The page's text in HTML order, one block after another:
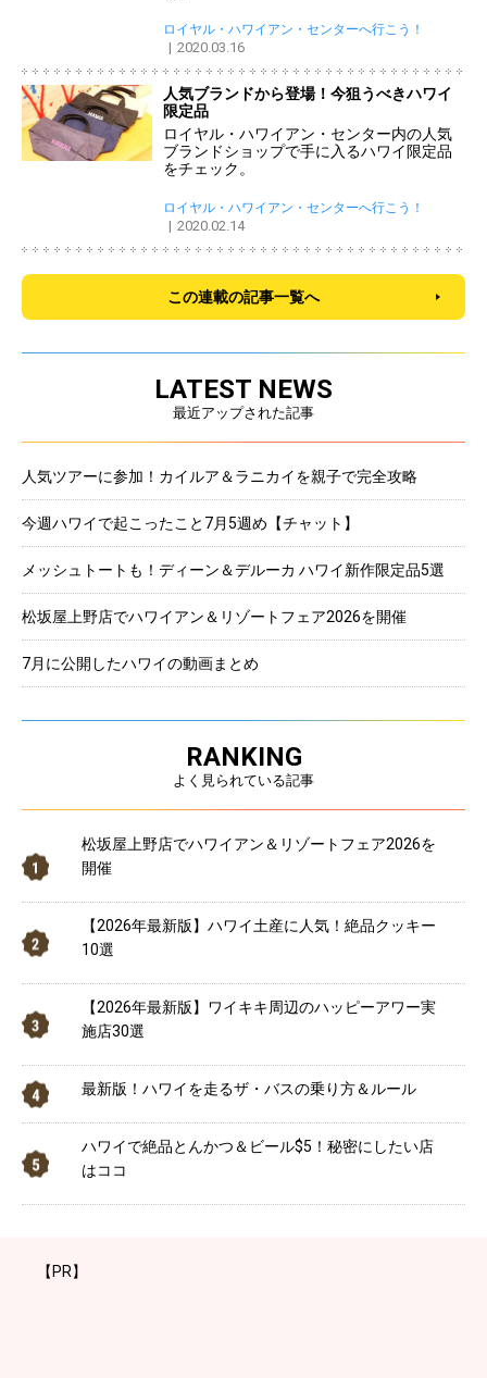
ロイヤル・ハワイアン・センターへ行こう！
2020.03.16
人気ブランドから登場！今狙うべきハワイ
限定品
ロイヤル・ハワイアン・センター内の人気
ブランドショップで手に入るハワイ限定品
をチェック。
ロイヤル・ハワイアン・センターへ行こう！
2020.02.14
この連載の記事一覧へ
LATEST NEWS
最近アップされた記事
人気ツアーに参加！カイルア＆ラニカイを親子で完全攻略
今週ハワイで起こったこと7月5週め【チャット】
メッシュトートも！ディーン＆デルーカ ハワイ新作限定品5選
松坂屋上野店でハワイアン＆リゾートフェア2026を開催
7月に公開したハワイの動画まとめ
RANKING
よく見られている記事
松坂屋上野店でハワイアン＆リゾートフェア2026を
開催
【2026年最新版】ハワイ土産に人気！絶品クッキー
10選
【2026年最新版】ワイキキ周辺のハッピーアワー実
施店30選
最新版！ハワイを走るザ・バスの乗り方＆ルール
ハワイで絶品とんかつ＆ビール$5！秘密にしたい店
はココ
【PR】